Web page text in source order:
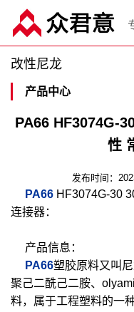
改性尼龙
产品中心
PA66 HF3074G-
性
发布时间：
PA66 HF3074G-30
连接器：
产品信息：
PA66塑胶原料又叫
聚己二酰己二胺、
料，属于工程塑料的一